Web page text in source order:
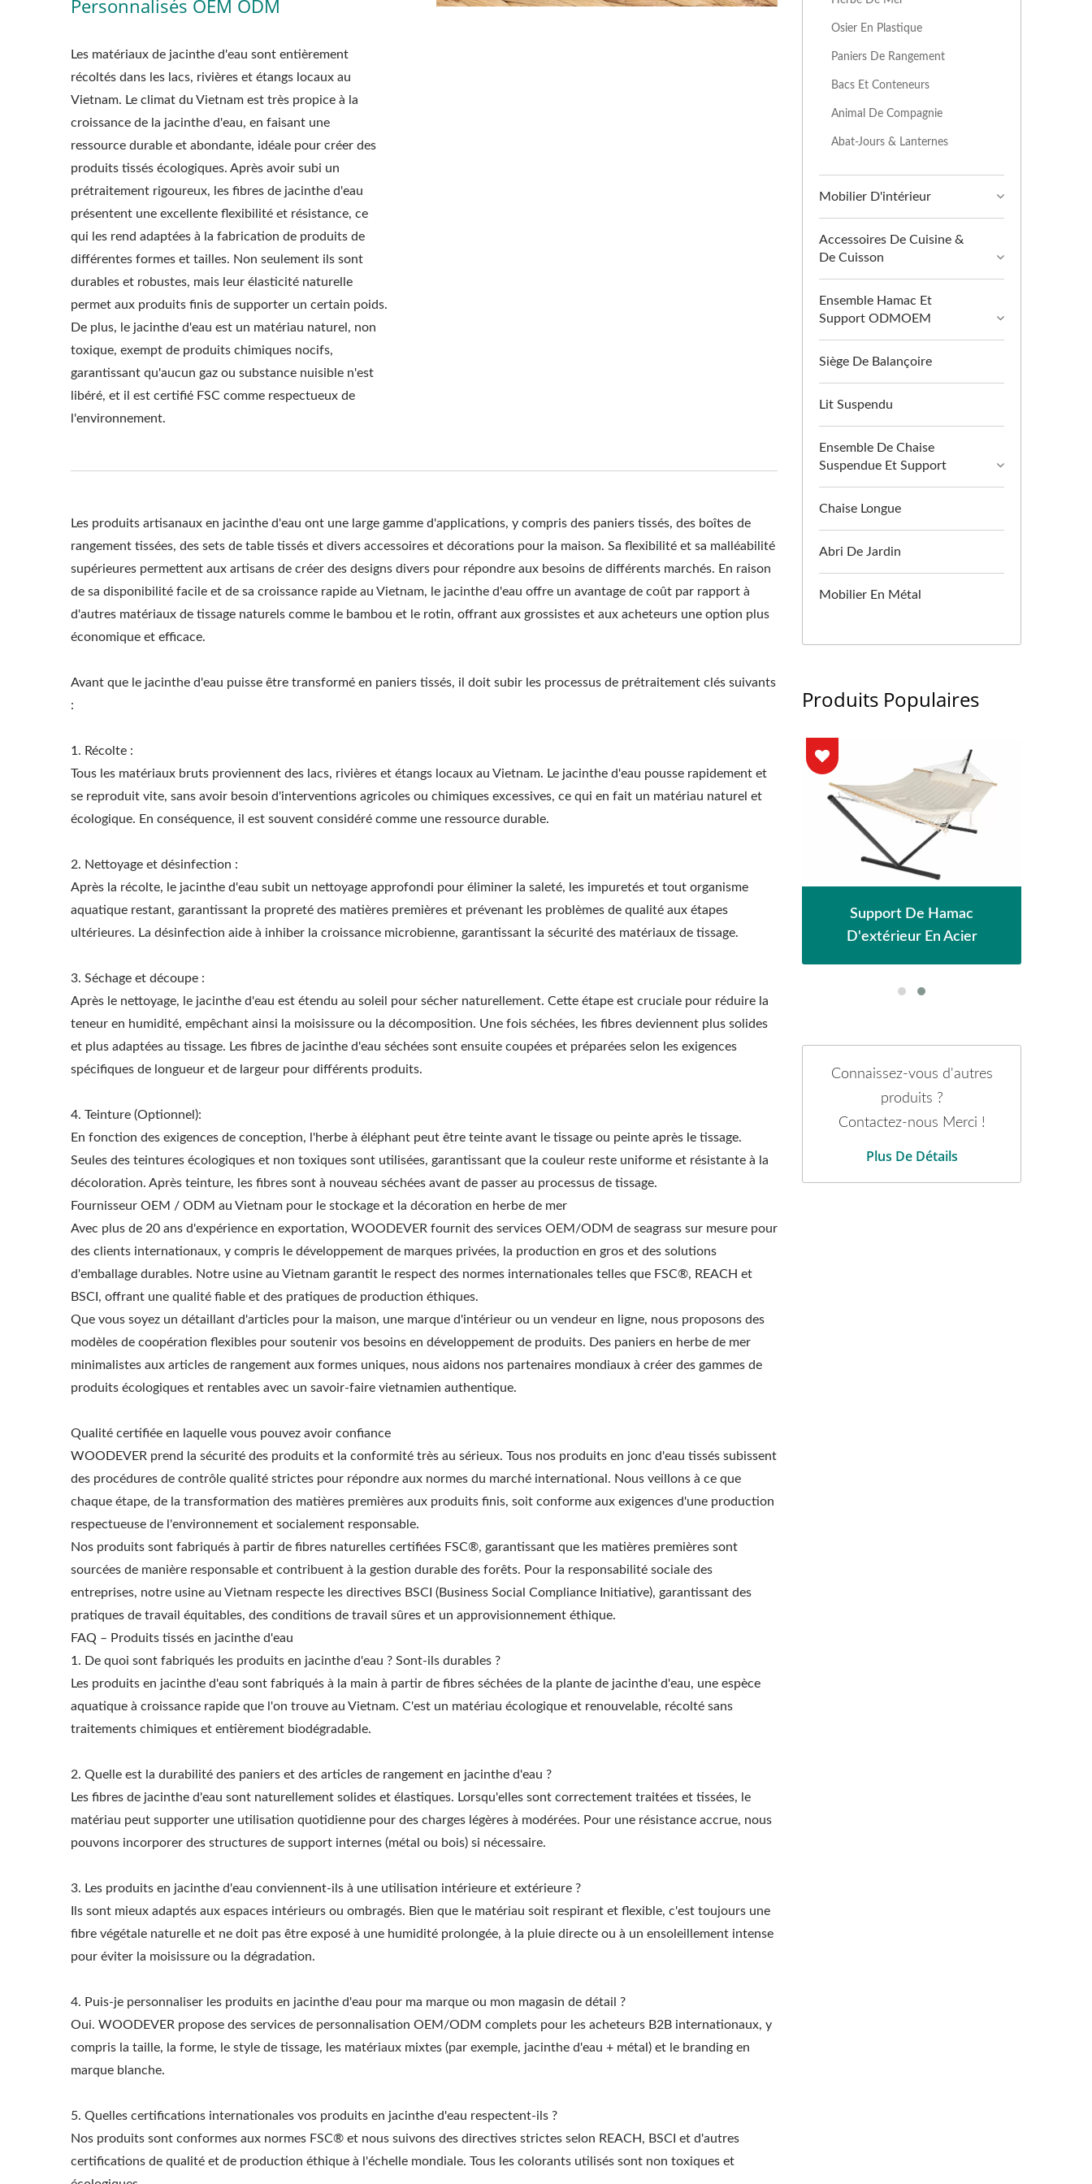
Personnalisés OEM ODM
Les matériaux de jacinthe d'eau sont entièrement
récoltés dans les lacs, rivières et étangs locaux au
Vietnam. Le climat du Vietnam est très propice à la
croissance de la jacinthe d'eau, en faisant une
ressource durable et abondante, idéale pour créer des
produits tissés écologiques. Après avoir subi un
prétraitement rigoureux, les fibres de jacinthe d'eau
présentent une excellente flexibilité et résistance, ce
qui les rend adaptées à la fabrication de produits de
différentes formes et tailles. Non seulement ils sont
durables et robustes, mais leur élasticité naturelle
permet aux produits finis de supporter un certain poids.
De plus, le jacinthe d'eau est un matériau naturel, non
toxique, exempt de produits chimiques nocifs,
garantissant qu'aucun gaz ou substance nuisible n'est
libéré, et il est certifié FSC comme respectueux de
l'environnement.
Les produits artisanaux en jacinthe d'eau ont une large gamme d'applications, y compris des paniers tissés, des boîtes de
rangement tissées, des sets de table tissés et divers accessoires et décorations pour la maison. Sa flexibilité et sa malléabilité
supérieures permettent aux artisans de créer des designs divers pour répondre aux besoins de différents marchés. En raison
de sa disponibilité facile et de sa croissance rapide au Vietnam, le jacinthe d'eau offre un avantage de coût par rapport à
d'autres matériaux de tissage naturels comme le bambou et le rotin, offrant aux grossistes et aux acheteurs une option plus
économique et efficace.
Avant que le jacinthe d'eau puisse être transformé en paniers tissés, il doit subir les processus de prétraitement clés suivants
:
1. Récolte :
Tous les matériaux bruts proviennent des lacs, rivières et étangs locaux au Vietnam. Le jacinthe d'eau pousse rapidement et
se reproduit vite, sans avoir besoin d'interventions agricoles ou chimiques excessives, ce qui en fait un matériau naturel et
écologique. En conséquence, il est souvent considéré comme une ressource durable.
2. Nettoyage et désinfection :
Après la récolte, le jacinthe d'eau subit un nettoyage approfondi pour éliminer la saleté, les impuretés et tout organisme
aquatique restant, garantissant la propreté des matières premières et prévenant les problèmes de qualité aux étapes
ultérieures. La désinfection aide à inhiber la croissance microbienne, garantissant la sécurité des matériaux de tissage.
3. Séchage et découpe :
Après le nettoyage, le jacinthe d'eau est étendu au soleil pour sécher naturellement. Cette étape est cruciale pour réduire la
teneur en humidité, empêchant ainsi la moisissure ou la décomposition. Une fois séchées, les fibres deviennent plus solides
et plus adaptées au tissage. Les fibres de jacinthe d'eau séchées sont ensuite coupées et préparées selon les exigences
spécifiques de longueur et de largeur pour différents produits.
4. Teinture (Optionnel):
En fonction des exigences de conception, l'herbe à éléphant peut être teinte avant le tissage ou peinte après le tissage.
Seules des teintures écologiques et non toxiques sont utilisées, garantissant que la couleur reste uniforme et résistante à la
décoloration. Après teinture, les fibres sont à nouveau séchées avant de passer au processus de tissage.
Fournisseur OEM / ODM au Vietnam pour le stockage et la décoration en herbe de mer
Avec plus de 20 ans d'expérience en exportation, WOODEVER fournit des services OEM/ODM de seagrass sur mesure pour
des clients internationaux, y compris le développement de marques privées, la production en gros et des solutions
d'emballage durables. Notre usine au Vietnam garantit le respect des normes internationales telles que FSC®, REACH et
BSCI, offrant une qualité fiable et des pratiques de production éthiques.
Que vous soyez un détaillant d'articles pour la maison, une marque d'intérieur ou un vendeur en ligne, nous proposons des
modèles de coopération flexibles pour soutenir vos besoins en développement de produits. Des paniers en herbe de mer
minimalistes aux articles de rangement aux formes uniques, nous aidons nos partenaires mondiaux à créer des gammes de
produits écologiques et rentables avec un savoir-faire vietnamien authentique.
Qualité certifiée en laquelle vous pouvez avoir confiance
WOODEVER prend la sécurité des produits et la conformité très au sérieux. Tous nos produits en jonc d'eau tissés subissent
des procédures de contrôle qualité strictes pour répondre aux normes du marché international. Nous veillons à ce que
chaque étape, de la transformation des matières premières aux produits finis, soit conforme aux exigences d'une production
respectueuse de l'environnement et socialement responsable.
Nos produits sont fabriqués à partir de fibres naturelles certifiées FSC®, garantissant que les matières premières sont
sourcées de manière responsable et contribuent à la gestion durable des forêts. Pour la responsabilité sociale des
entreprises, notre usine au Vietnam respecte les directives BSCI (Business Social Compliance Initiative), garantissant des
pratiques de travail équitables, des conditions de travail sûres et un approvisionnement éthique.
FAQ – Produits tissés en jacinthe d'eau
1. De quoi sont fabriqués les produits en jacinthe d'eau ? Sont-ils durables ?
Les produits en jacinthe d'eau sont fabriqués à la main à partir de fibres séchées de la plante de jacinthe d'eau, une espèce
aquatique à croissance rapide que l'on trouve au Vietnam. C'est un matériau écologique et renouvelable, récolté sans
traitements chimiques et entièrement biodégradable.
2. Quelle est la durabilité des paniers et des articles de rangement en jacinthe d'eau ?
Les fibres de jacinthe d'eau sont naturellement solides et élastiques. Lorsqu'elles sont correctement traitées et tissées, le
matériau peut supporter une utilisation quotidienne pour des charges légères à modérées. Pour une résistance accrue, nous
pouvons incorporer des structures de support internes (métal ou bois) si nécessaire.
3. Les produits en jacinthe d'eau conviennent-ils à une utilisation intérieure et extérieure ?
Ils sont mieux adaptés aux espaces intérieurs ou ombragés. Bien que le matériau soit respirant et flexible, c'est toujours une
fibre végétale naturelle et ne doit pas être exposé à une humidité prolongée, à la pluie directe ou à un ensoleillement intense
pour éviter la moisissure ou la dégradation.
4. Puis-je personnaliser les produits en jacinthe d'eau pour ma marque ou mon magasin de détail ?
Oui. WOODEVER propose des services de personnalisation OEM/ODM complets pour les acheteurs B2B internationaux, y
compris la taille, la forme, le style de tissage, les matériaux mixtes (par exemple, jacinthe d'eau + métal) et le branding en
marque blanche.
5. Quelles certifications internationales vos produits en jacinthe d'eau respectent-ils ?
Nos produits sont conformes aux normes FSC® et nous suivons des directives strictes selon REACH, BSCI et d'autres
certifications de qualité et de production éthique à l'échelle mondiale. Tous les colorants utilisés sont non toxiques et
Osier En Plastique
Paniers De Rangement
Bacs Et Conteneurs
Animal De Compagnie
Abat-Jours & Lanternes
Mobilier D'intérieur
Accessoires De Cuisine &
De Cuisson
Ensemble Hamac Et
Support ODMOEM
Siège De Balançoire
Lit Suspendu
Ensemble De Chaise
Suspendue Et Support
Chaise Longue
Abri De Jardin
Mobilier En Métal
Produits Populaires
Pergola Avec Pare-Soleil
Réglable En Métal
Support De Hamac
D'extérieur En Acier
Pergola Avec Pare-Soleil
Réglable En Métal
Support De Hamac
D'extérieur En Acier
Connaissez-vous d'autres
produits ?
Contactez-nous Merci !
Plus De Détails